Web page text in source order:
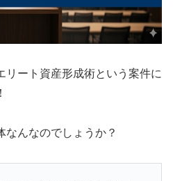
リート資産形成術という案件に
なんなのでしょうか？